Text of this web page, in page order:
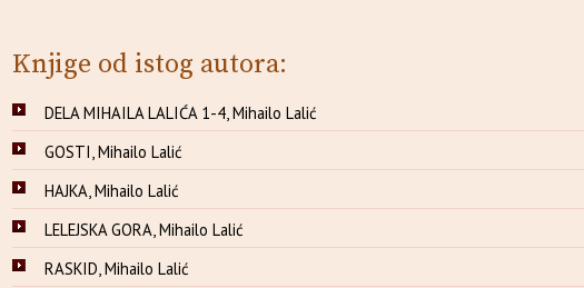
Knjige od istog autora:
DELA MIHAILA LALIĆA 1-4, Mihailo Lalić
GOSTI, Mihailo Lalić
HAJKA, Mihailo Lalić
LELEJSKA GORA, Mihailo Lalić
RASKID, Mihailo Lalić